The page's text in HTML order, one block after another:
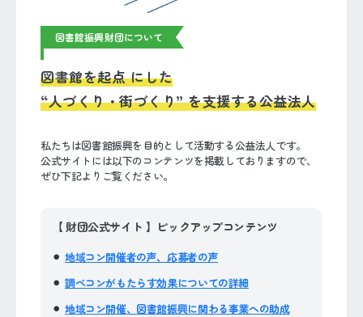
図書館振興財団について
図書館を起点 にした
“人づくり・街づくり” を支援する公益法人
私たちは図書館振興を目的として活動する公益法人です。
公式サイトには以下のコンテンツを掲載しておりますので、
ぜひ下記よりご覧ください。
【 財団公式サイト 】ピックアップコンテンツ
地域コン開催者の声、応募者の声
調べコンがもたらす効果についての詳細
地域コン開催、図書館振興に関わる事業への助成